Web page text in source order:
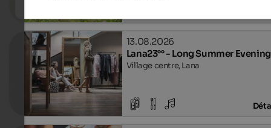
13.08.2026
Lana23°° - Long Summer
Village centre, Lana